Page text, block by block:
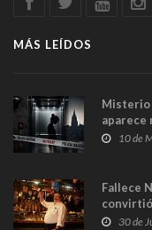
MÁS LEÍDOS
Misterio
aparece
y las10 de
Fallece
convirtió
en30 de